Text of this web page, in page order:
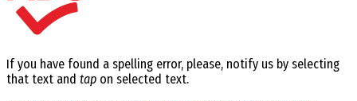
If you have found a spelling error, please, notify us by selecting
that text and tap on selected text.